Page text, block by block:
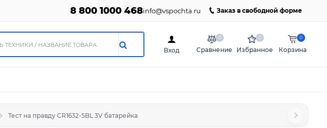
8 800 1000 468info@vspochta.ru Заказ в свободной форме
Вход Сравнение
0
Избранное
0
Корзина
0
Тест на правду CR1632-5BL 3V батарейка